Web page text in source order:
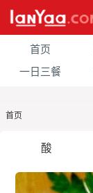
首页
一日三餐
首页
酸